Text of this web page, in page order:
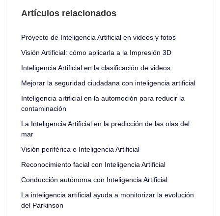
Artículos relacionados
Proyecto de Inteligencia Artificial en videos y fotos
Visión Artificial: cómo aplicarla a la Impresión 3D
Inteligencia Artificial en la clasificación de videos
Mejorar la seguridad ciudadana con inteligencia artificial
Inteligencia artificial en la automoción para reducir la
contaminación
La Inteligencia Artificial en la predicción de las olas del
mar
Visión periférica e Inteligencia Artificial
Reconocimiento facial con Inteligencia Artificial
Conducción autónoma con Inteligencia Artificial
La inteligencia artificial ayuda a monitorizar la evolución
del Parkinson